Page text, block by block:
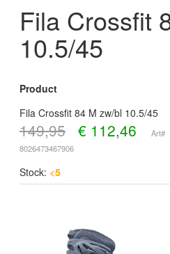
Fila Crossfit
10.5/45
Product
Fila Crossfit 84 M zw/bl 10.5/45
149,95 € 112,46
Art#
8026473467906
Stock: <5